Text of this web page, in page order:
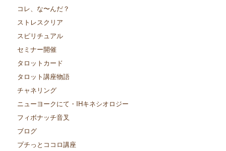
コレ、な〜んだ？
ストレスクリア
スピリチュアル
セミナー開催
タロットカード
タロット講座物語
チャネリング
ニューヨークにて・IHキネシオロジー
フィボナッチ音叉
ブログ
プチっとココロ講座